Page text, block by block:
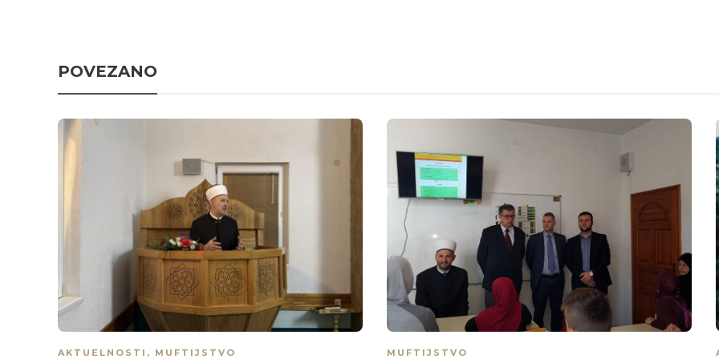
POVEZANO
AKTUELNOSTI , MUFTIJSTVO MUFTIJSTVO